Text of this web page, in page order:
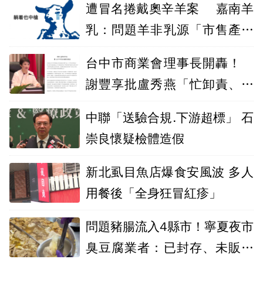
遭冒名捲戴奧辛羊案 嘉南羊
乳：問題羊非乳源「市售產品
台中市商業會理事長開轟！
謝豐享批盧秀燕「忙卸責、不
中聯「送驗合規.下游超標」 石
崇良懷疑檢體造假
新北虱目魚店爆食安風波 多人
用餐後「全身狂冒紅疹」
問題豬腸流入4縣市！寧夏夜市
臭豆腐業者：已封存、未販售